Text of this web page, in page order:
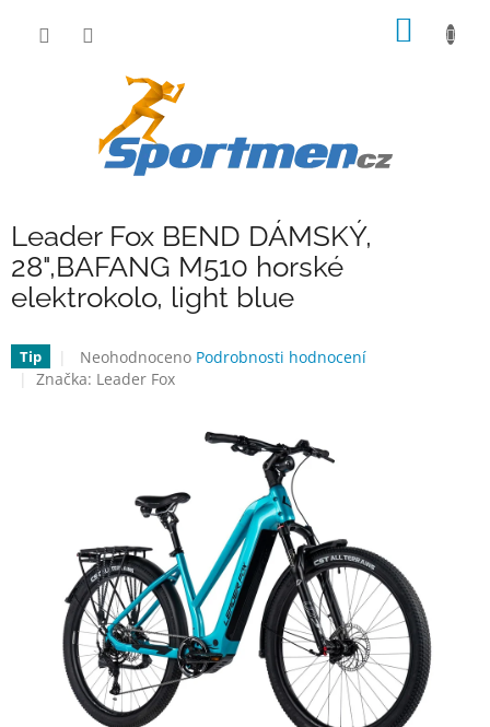
Leader Fox BEND DÁMSKÝ,
28",BAFANG M510 horské
elektrokolo, light blue
Tip
Průměrné
hodnocení
hvězdiček.
Neohodnoceno Podrobnosti hodnocení
Značka: Leader Fox